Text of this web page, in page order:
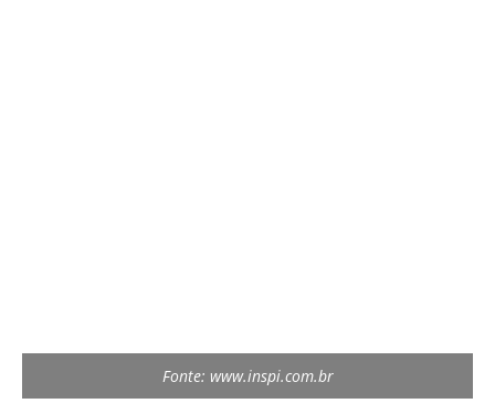
Fonte: www.inspi.com.br